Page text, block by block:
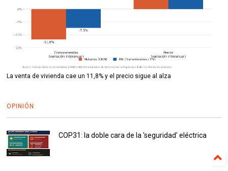
La venta de vivienda cae un 11,8% y el precio sigue al alza
OPINIÓN
COP31: la doble cara de la 'seguridad' eléctrica